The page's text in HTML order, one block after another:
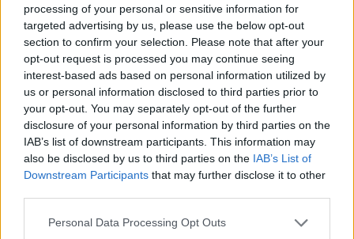
processing of your personal or sensitive information for
targeted advertising by us, please use the below opt-out
section to confirm your selection. Please note that after your
opt-out request is processed you may continue seeing
interest-based ads based on personal information utilized by
us or personal information disclosed to third parties prior to
your opt-out. You may separately opt-out of the further
disclosure of your personal information by third parties on the
IAB’s list of downstream participants. This information may
also be disclosed by us to third parties on the IAB’s List of
Downstream Participants that may further disclose it to other
Personal Data Processing Opt Outs
rasističnimi, diskriminatornimi ali nezakonitimi vsebinami
bodo odstranjeni. Pravila komentiranja →
Failed to fetch
Prihajajoči dogodki
7
Pesem kita grbavca
18:00